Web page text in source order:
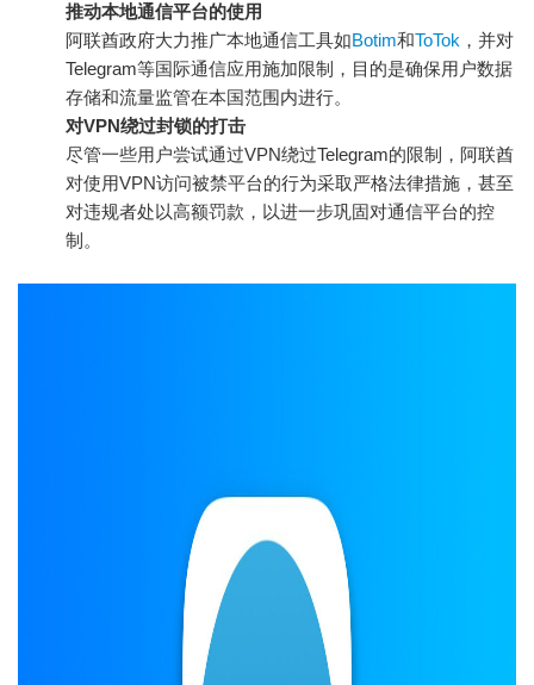
推动本地通信平台的使用
阿联酋政府大力推广本地通信工具如Botim和ToTok ，并对
Telegram等国际通信应用施加限制，目的是确保用户数据
存储和流量监管在本国范围内进行。
对VPN绕过封锁的打击
尽管一些用户尝试通过VPN绕过Telegram的限制，阿联酋
对使用VPN访问被禁平台的行为采取严格法律措施，甚至
对违规者处以高额罚款，以进一步巩固对通信平台的控
制。